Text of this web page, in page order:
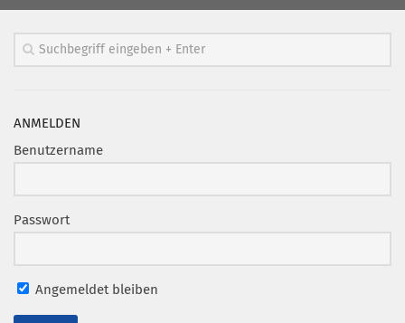
ANMELDEN
Benutzername
Passwort
Angemeldet bleiben